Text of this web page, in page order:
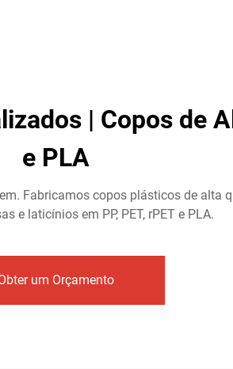
| Copos de
e PLA
Fabricamos copos plásticos de alta
e laticínios em PP, PET, rPET e PLA.
um Orçamento